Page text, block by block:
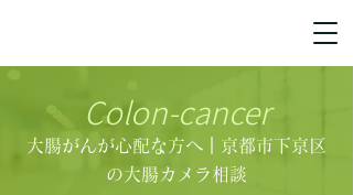
Colon-cancer
大腸がんが心配な方へ｜京都市下京区
の大腸カメラ相談